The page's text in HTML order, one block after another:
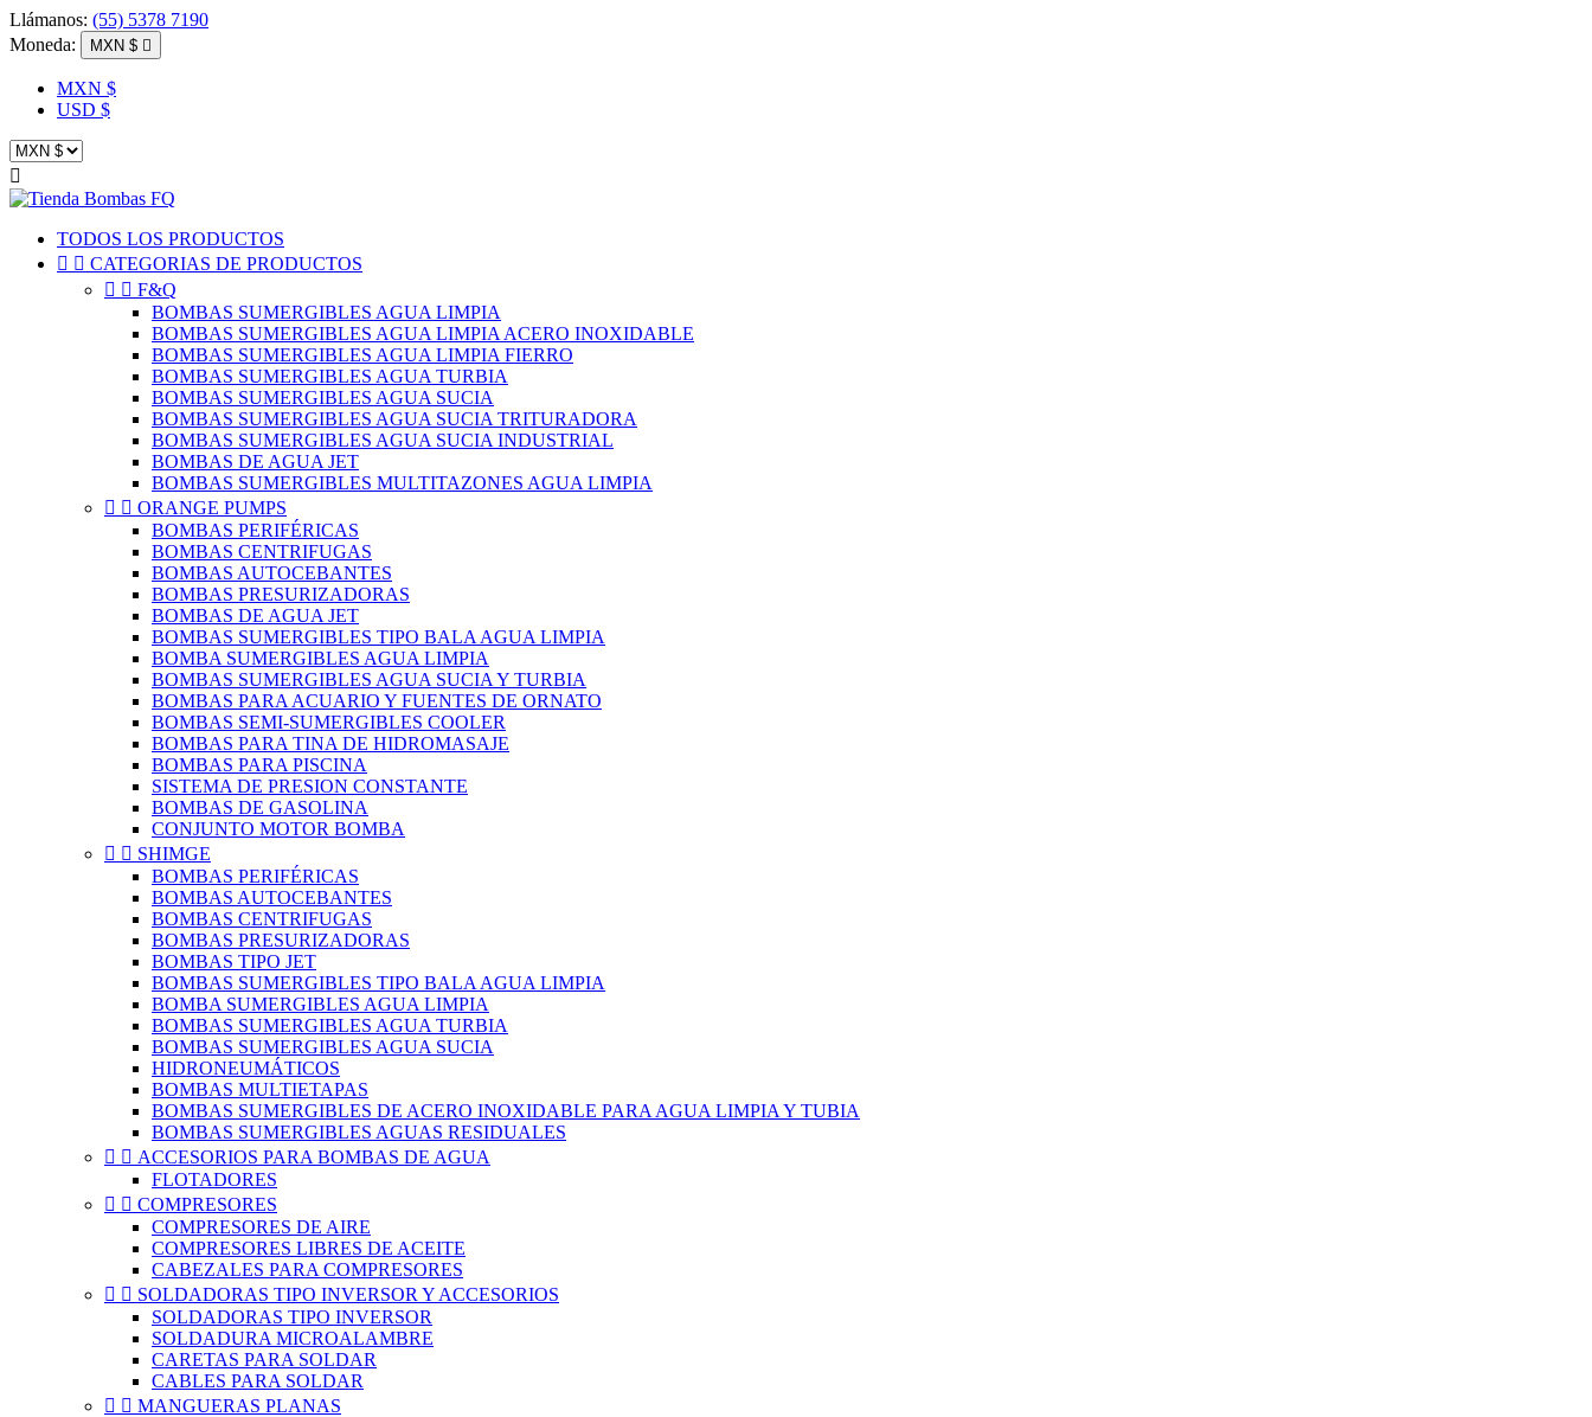
Llámanos: (55) 5378 7190
Moneda:
MXN $ 
MXN $
USD $

TODOS LOS PRODUCTOS
  CATEGORIAS DE PRODUCTOS
  F&Q
BOMBAS SUMERGIBLES AGUA LIMPIA
BOMBAS SUMERGIBLES AGUA LIMPIA ACERO INOXIDABLE
BOMBAS SUMERGIBLES AGUA LIMPIA FIERRO
BOMBAS SUMERGIBLES AGUA TURBIA
BOMBAS SUMERGIBLES AGUA SUCIA
BOMBAS SUMERGIBLES AGUA SUCIA TRITURADORA
BOMBAS SUMERGIBLES AGUA SUCIA INDUSTRIAL
BOMBAS DE AGUA JET
BOMBAS SUMERGIBLES MULTITAZONES AGUA LIMPIA
  ORANGE PUMPS
BOMBAS PERIFÉRICAS
BOMBAS CENTRIFUGAS
BOMBAS AUTOCEBANTES
BOMBAS PRESURIZADORAS
BOMBAS DE AGUA JET
BOMBAS SUMERGIBLES TIPO BALA AGUA LIMPIA
BOMBA SUMERGIBLES AGUA LIMPIA
BOMBAS SUMERGIBLES AGUA SUCIA Y TURBIA
BOMBAS PARA ACUARIO Y FUENTES DE ORNATO
BOMBAS SEMI-SUMERGIBLES COOLER
BOMBAS PARA TINA DE HIDROMASAJE
BOMBAS PARA PISCINA
SISTEMA DE PRESION CONSTANTE
BOMBAS DE GASOLINA
CONJUNTO MOTOR BOMBA
  SHIMGE
BOMBAS PERIFÉRICAS
BOMBAS AUTOCEBANTES
BOMBAS CENTRIFUGAS
BOMBAS PRESURIZADORAS
BOMBAS TIPO JET
BOMBAS SUMERGIBLES TIPO BALA AGUA LIMPIA
BOMBA SUMERGIBLES AGUA LIMPIA
BOMBAS SUMERGIBLES AGUA TURBIA
BOMBAS SUMERGIBLES AGUA SUCIA
HIDRONEUMÁTICOS
BOMBAS MULTIETAPAS
BOMBAS SUMERGIBLES DE ACERO INOXIDABLE PARA AGUA LIMPIA Y TUBIA
BOMBAS SUMERGIBLES AGUAS RESIDUALES
  ACCESORIOS PARA BOMBAS DE AGUA
FLOTADORES
  COMPRESORES
COMPRESORES DE AIRE
COMPRESORES LIBRES DE ACEITE
CABEZALES PARA COMPRESORES
  SOLDADORAS TIPO INVERSOR Y ACCESORIOS
SOLDADORAS TIPO INVERSOR
SOLDADURA MICROALAMBRE
CARETAS PARA SOLDAR
CABLES PARA SOLDAR
  MANGUERAS PLANAS